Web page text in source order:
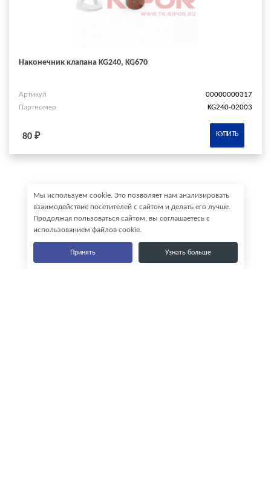
Наконечник клапана KG240, KG670
Артикул
00000000317
Партномер
KG240-02003
80 ₽ КУПИТЬ
Мы используем cookie. Это позволяет нам анализировать
взаимодействие посетителей с сайтом и делать его лучше.
Продолжая пользоваться сайтом, вы соглашаетесь с
использованием файлов cookie.
Принять Узнать больше